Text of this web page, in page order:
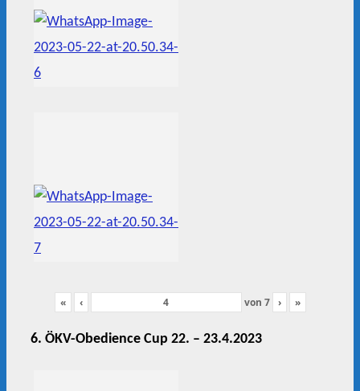
« ‹ von 7 › »
6. ÖKV-Obedience Cup 22. – 23.4.2023